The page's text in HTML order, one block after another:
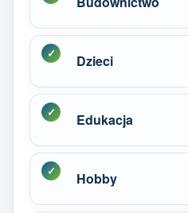
Dzieci
Edukacja
Hobby